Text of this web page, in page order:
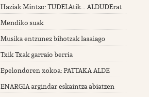
Haziak Mintzo: TUDELAtik... ALDUDErat
Mendiko suak
Musika entzunez bihotzak lasaiago
Txik Txak garraio berria
Epelondoren xokoa: PATTAKA ALDE
ENARGIA argindar eskaintza abiatzen